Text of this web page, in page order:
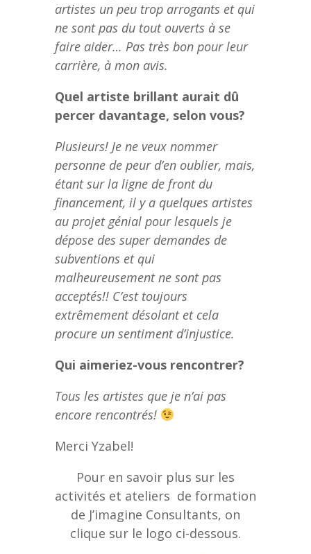
artistes un peu trop arrogants et qui
ne sont pas du tout ouverts à se
faire aider… Pas très bon pour leur
carrière, à mon avis.
Quel artiste brillant aurait dû
percer davantage, selon vous?
Plusieurs! Je ne veux nommer
personne de peur d’en oublier, mais,
étant sur la ligne de front du
financement, il y a quelques artistes
au projet génial pour lesquels je
dépose des super demandes de
subventions et qui
malheureusement ne sont pas
acceptés!! C’est toujours
extrêmement désolant et cela
procure un sentiment d’injustice.
Qui aimeriez-vous rencontrer?
Tous les artistes que je n’ai pas
encore rencontrés!
Merci Yzabel!
Pour en savoir plus sur les
activités et ateliers de formation
de J’imagine Consultants, on
clique sur le logo ci-dessous.